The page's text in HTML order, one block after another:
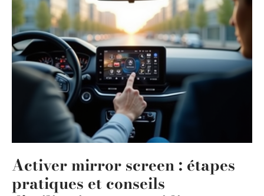
Activer mirror screen : étapes
pratiques et conseils